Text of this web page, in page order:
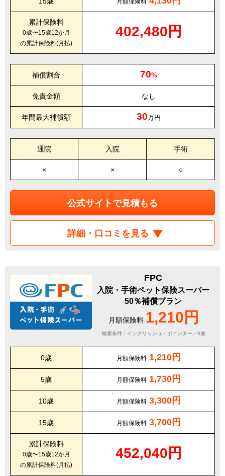
累計保険料
0歳〜15歳12か月
の累計保険料(月払)
402,480円
補償割合 70%
免責金額 なし
年間最大補償額 30万円
通院 入院 手術
× × ○
公式サイトで見積もる
詳細・口コミを見る
FPC
入院・手術ペット保険スーパー
50％補償プラン
月額保険料 1,210円
検索条件：イングリッシュ・ポインター／0歳
0歳 月額保険料 1,210円
5歳 月額保険料 1,730円
10歳 月額保険料 3,300円
15歳 月額保険料 3,700円
累計保険料
0歳〜15歳12か月
の累計保険料(月払)
452,040円